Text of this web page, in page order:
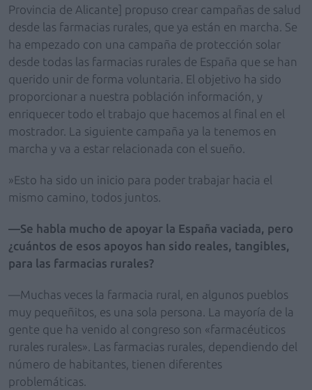
Provincia de Alicante] propuso crear campañas de salud
desde las farmacias rurales, que ya están en marcha. Se
ha empezado con una campaña de protección solar
desde todas las farmacias rurales de España que se han
querido unir de forma voluntaria. El objetivo ha sido
proporcionar a nuestra población información, y
enriquecer todo el trabajo que hacemos al final en el
mostrador. La siguiente campaña ya la tenemos en
marcha y va a estar relacionada con el sueño.
»Esto ha sido un inicio para poder trabajar hacia el
mismo camino, todos juntos.
—Se habla mucho de apoyar la España vaciada, pero
¿cuántos de esos apoyos han sido reales, tangibles,
para las farmacias rurales?
—Muchas veces la farmacia rural, en algunos pueblos
muy pequeñitos, es una sola persona. La mayoría de la
gente que ha venido al congreso son «farmacéuticos
rurales rurales». Las farmacias rurales, dependiendo del
número de habitantes, tienen diferentes
problemáticas.